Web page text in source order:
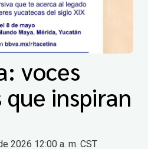
voces
inspiran
2026 12:00 a. m. CST